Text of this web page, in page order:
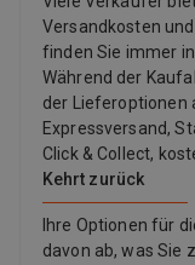
Versandkosten
finden Sie immer
Während der
der Lieferoptionen
Expressversand,
Click & Collect,
Kehrt zurück
Ihre Optionen für
davon ab, was Sie